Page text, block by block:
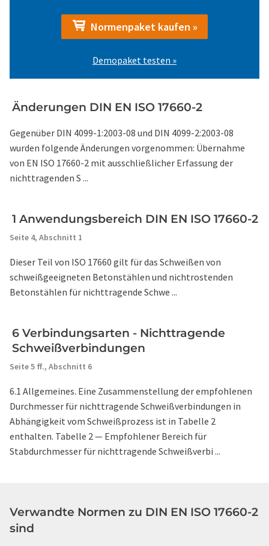
Normenpaket kaufen »
Demopaket testen »
Änderungen DIN EN ISO 17660-2
Gegenüber DIN 4099-1:2003-08 und DIN 4099-2:2003-08
wurden folgende Änderungen vorgenommen: Übernahme
von EN ISO 17660-2 mit ausschließlicher Erfassung der
nichttragenden S ...
1 Anwendungsbereich DIN EN ISO 17660-2
Seite 4, Abschnitt 1
Dieser Teil von ISO 17660 gilt für das Schweißen von
schweißgeeigneten Betonstählen und nichtrostenden
Betonstählen für nichttragende Schwe ...
6 Verbindungsarten - Nichttragende
Schweißverbindungen
Seite 5 ff., Abschnitt 6
6.1 Allgemeines. Eine Zusammenstellung der empfohlenen
Durchmesser für nichttragende Schweißverbindungen in
Abhängigkeit vom Schweißprozess ist in Tabelle 2
enthalten. Tabelle 2 — Empfohlener Bereich für
Stabdurchmesser für nichttragende Schweißverbi ...
Verwandte Normen zu DIN EN ISO 17660-2
sind